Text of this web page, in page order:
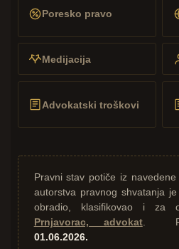
Poresko pravo
Medijacija
Advokatski troškovi
Pravni stav potiče iz
autorstva pravnog shvatanja
obradio, klasifikovao i za
Prnjavorac, advokat.
01.06.2026.